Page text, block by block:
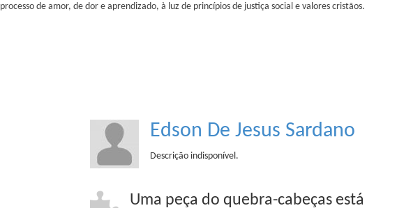
processo de amor, de dor e aprendizado, à luz de princípios de justiça social e valores cristãos.
Edson De Jesus Sardano
Descrição indisponível.
Uma peça do quebra-cabeças está